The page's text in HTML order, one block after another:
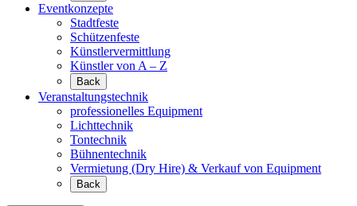
Eventkonzepte
Stadtfeste
Schützenfeste
Künstlervermittlung
Künstler von A – Z
Back
Veranstaltungstechnik
professionelles Equipment
Lichttechnik
Tontechnik
Bühnentechnik
Vermietung (Dry Hire) & Verkauf von Equipment
Back